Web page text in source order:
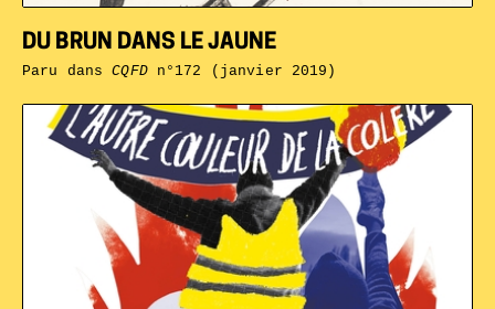
DU BRUN DANS LE JAUNE
Paru dansCQFDn°172 (janvier 2019)